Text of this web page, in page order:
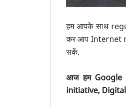
हम आपके साथ
कर आप Internet
सकें.
आज हम Google
initiative, Digital